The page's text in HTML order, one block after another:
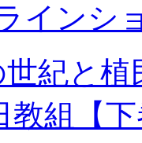
インシ
紀と植
教組【